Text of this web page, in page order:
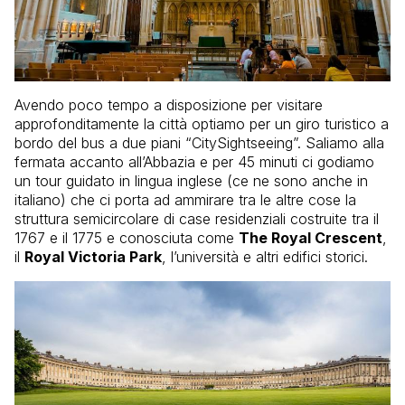
Avendo poco tempo a disposizione per visitare
approfonditamente la città optiamo per un giro turistico a
bordo del bus a due piani “CitySightseeing”. Saliamo alla
fermata accanto all’Abbazia e per 45 minuti ci godiamo
un tour guidato in lingua inglese (ce ne sono anche in
italiano) che ci porta ad ammirare tra le altre cose la
struttura semicircolare di case residenziali costruite tra il
1767 e il 1775 e conosciuta come The Royal Crescent
il Royal Victoria Park , l’università e altri edifici storici.